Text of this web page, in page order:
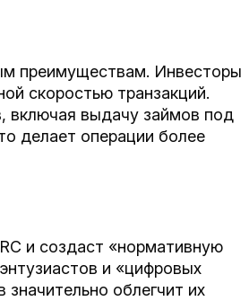
преимуществам. Инвесторы
скоростью транзакций.
включая выдачу займов под
делает операции более
и создаст «нормативную
и «цифровых
облегчит их